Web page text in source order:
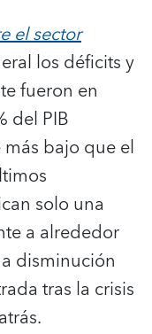
el sector
los déficits y
fueron en
del PIB
bajo que el
solo una
a alrededor
disminución
tras la crisis